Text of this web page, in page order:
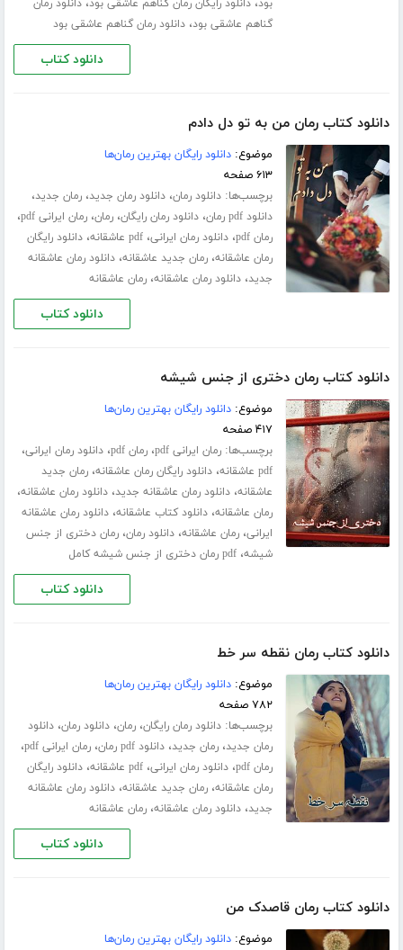
بود،دانلود رایگان رمان گناهم عاشقی بود،دانلود رمان
گناهم عاشقی بود،دانلود رمان گناهم عاشقی بود
دانلود کتاب
دانلود کتاب رمان من به تو دل دادم
موضوع:دانلود رایگان بهترین رمان‌ها
۶۱۳ صفحه
برچسب‌ها:دانلود رمان،دانلود رمان جدید،رمان جدید،
دانلود pdf رمان ،دانلود رمان رایگان،رمان،رمان ایرانی pdf ،
رمان pdf ،دانلود رمان ایرانی،pdf عاشقانه ،دانلود رایگان
رمان عاشقانه،رمان جدید عاشقانه،دانلود رمان عاشقانه
جدید،دانلود رمان عاشقانه،رمان عاشقانه
دانلود کتاب
دانلود کتاب رمان دختری از جنس شیشه
موضوع:دانلود رایگان بهترین رمان‌ها
۴۱۷ صفحه
برچسب‌ها:رمان ایرانی pdf ،رمان pdf ،دانلود رمان ایرانی،
pdf عاشقانه ،دانلود رایگان رمان عاشقانه،رمان جدید
عاشقانه،دانلود رمان عاشقانه جدید،دانلود رمان عاشقانه،
رمان عاشقانه،دانلود کتاب عاشقانه،دانلود رمان عاشقانه
ایرانی،رمان عاشقانه،دانلود رمان،رمان دختری از جنس
شیشه،pdf رمان دختری از جنس شیشه کامل
دانلود کتاب
دانلود کتاب رمان نقطه سر خط
موضوع:دانلود رایگان بهترین رمان‌ها
۷۸۲ صفحه
برچسب‌ها:دانلود رمان رایگان،رمان،دانلود رمان،دانلود
رمان جدید،رمان جدید،دانلود pdf رمان ،رمان ایرانی pdf ،
رمان pdf ،دانلود رمان ایرانی،pdf عاشقانه ،دانلود رایگان
رمان عاشقانه،رمان جدید عاشقانه،دانلود رمان عاشقانه
جدید،دانلود رمان عاشقانه،رمان عاشقانه
دانلود کتاب
دانلود کتاب رمان قاصدک من
موضوع:دانلود رایگان بهترین رمان‌ها